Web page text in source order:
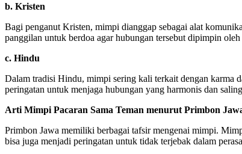
b. Kristen
Bagi penganut Kristen, mimpi dianggap sebagai alat
panggilan untuk berdoa agar hubungan tersebut dipimpin
c. Hindu
Dalam tradisi Hindu, mimpi sering kali terkait dengan karma
peringatan untuk menjaga hubungan yang harmonis dan
Arti Mimpi Pacaran Sama Teman menurut Primbon
Primbon Jawa memiliki berbagai tafsir mengenai mimpi.
bisa juga menjadi peringatan untuk tidak terjebak dalam